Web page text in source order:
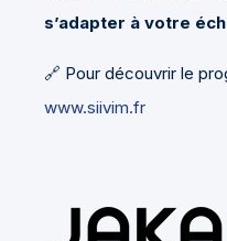
s’adapter à votre
🔗 Pour découvrir le
www.siivim.fr